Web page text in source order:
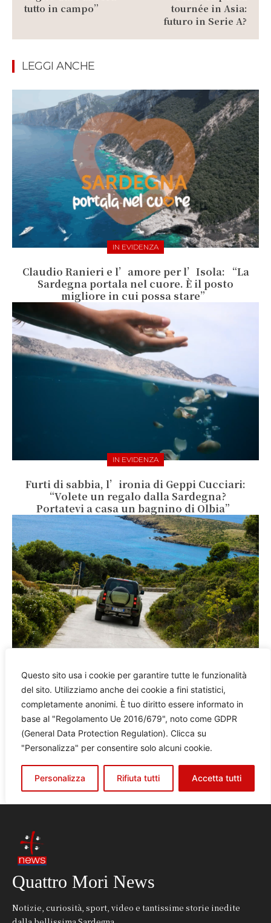
Quattro Mori News
Notizie, curiosità, sport, video e tantissime storie inedite